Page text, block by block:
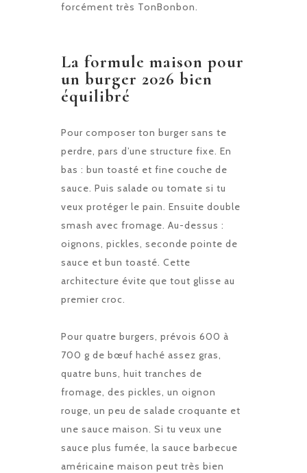
forcément très TonBonbon.
La formule maison pour
un burger 2026 bien
équilibré
Pour composer ton burger sans te
perdre, pars d’une structure fixe. En
bas : bun toasté et fine couche de
sauce. Puis salade ou tomate si tu
veux protéger le pain. Ensuite double
smash avec fromage. Au-dessus :
oignons, pickles, seconde pointe de
sauce et bun toasté. Cette
architecture évite que tout glisse au
premier croc.
Pour quatre burgers, prévois 600 à
700 g de bœuf haché assez gras,
quatre buns, huit tranches de
fromage, des pickles, un oignon
rouge, un peu de salade croquante et
une sauce maison. Si tu veux une
sauce plus fumée, la sauce barbecue
américaine maison peut très bien